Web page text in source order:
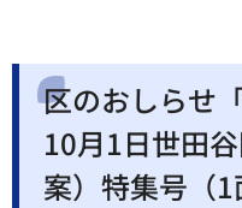
区のおしらせ
10月1日世田
案）特集号（1